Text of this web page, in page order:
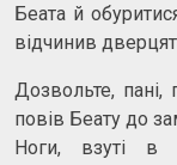
Беата й
відчинив
Дозвольте,
повів Беату до
Ноги, взуті в